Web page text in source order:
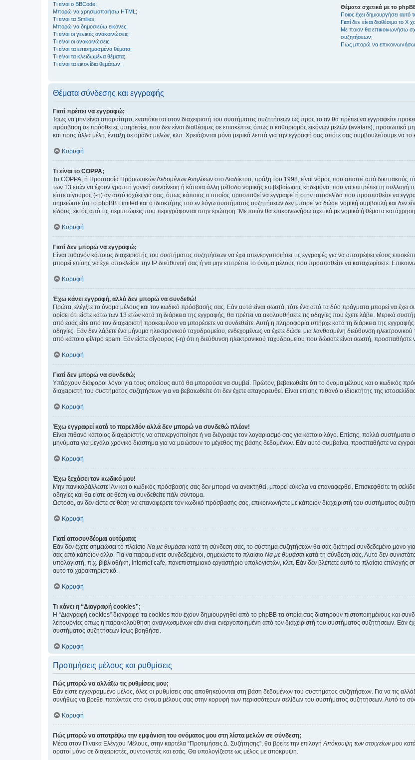
Τι είναι ο BBCode;
Μπορώ να χρησιμοποιήσω HTML;
Τι είναι τα Smilies;
Μπορώ να δημοσιεύω εικόνες;
Τι είναι οι γενικές ανακοινώσεις;
Τι είναι οι ανακοινώσεις;
Τι είναι τα επισημασμένα θέματα;
Τι είναι τα κλειδωμένα θέματα;
Τι είναι τα εικονίδια θεμάτων;
Θέματα σχετικά με το
Ποιος έχει δημιουργήσει
Γιατί δεν είναι διαθέσιμο το Χ
Με ποιον θα επικοινωνήσω
συζητήσεων;
Πώς μπορώ να επικοινωνήσω
Θέματα σύνδεσης και εγγραφής
Γιατί πρέπει να εγγραφώ;
Ίσως να μην είναι απαραίτητο, εναπόκειται στον διαχειριστή του συστήματος συζητήσεων ως προς το αν θα πρέπει να εγγραφείτε
πρόσβαση σε πρόσθετες υπηρεσίες που δεν είναι διαθέσιμες σε επισκέπτες όπως ο καθορισμός εικόνων μελών (avatars),
και προς άλλα μέλη, ένταξη σε ομάδα μελών, κλπ. Χρειάζονται μόνο μερικά λεπτά για την εγγραφή σας οπότε σας συμβουλεύουμε να το
Κορυφή
Τι είναι το COPPA;
Το COPPA, ή Προστασία Προσωπικών Δεδομένων Ανηλίκων στο Διαδίκτυο, πράξη του 1998, είναι νόμος που απαιτεί από
των 13 ετών να έχουν γραπτή γονική συναίνεση ή κάποια άλλη μέθοδο νομικής επιβεβαίωσης κηδεμόνα, που να επιτρέπει τη
είστε σίγουρος (-η) αν αυτό ισχύει για σας, όπως κάποιος ο οποίος προσπαθεί να εγγραφεί ή στην ιστοσελίδα που προσπαθείτε να
σημειώστε ότι το phpBB Limited και ο ιδιοκτήτης του εν λόγω συστήματος συζητήσεων δεν μπορεί να δώσει νομική συμβουλή και δεν
είδους, εκτός από τις περιπτώσεις που περιγράφονται στην ερώτηση “Με ποιόν θα επικοινωνήσω σχετικά με νομικά ή θέματα
Κορυφή
Γιατί δεν μπορώ να εγγραφώ;
Είναι πιθανόν κάποιος διαχειριστής του συστήματος συζητήσεων να έχει απενεργοποιήσει τις εγγραφές για να αποτρέψει νέους
μπορεί επίσης να έχει αποκλείσει την IP διεύθυνσή σας ή να μην επιτρέπει το όνομα μέλους που προσπαθείτε να καταχωρίσετε.
Κορυφή
Έχω κάνει εγγραφή, αλλά δεν μπορώ να συνδεθώ!
Πρώτα, ελέγξτε το όνομα μέλους και τον κωδικό πρόσβασής σας. Εάν αυτά είναι σωστά, τότε ένα από τα δύο πράγματα μπορεί να έχει
ορίσει ότι είστε κάτω των 13 ετών κατά τη διάρκεια της εγγραφής, θα πρέπει να ακολουθήσετε τις οδηγίες που έχετε λάβει. Μερικά
από εσάς είτε από τον διαχειριστή προκειμένου να μπορέσετε να συνδεθείτε. Αυτή η πληροφορία υπήρχε κατά τη διάρκεια της
οδηγίες. Εάν δεν λάβετε ένα μήνυμα ηλεκτρονικού ταχυδρομείου, ενδεχομένως να έχετε δώσει μια λανθασμένη διεύθυνση
από κάποιο φίλτρο spam. Εάν είστε σίγουρος (-η) ότι η διεύθυνση ηλεκτρονικού ταχυδρομείου που δώσατε είναι σωστή, προσπαθήστε να
Κορυφή
Γιατί δεν μπορώ να συνδεθώ;
Υπάρχουν διάφοροι λόγοι για τους οποίους αυτό θα μπορούσε να συμβεί. Πρώτον, βεβαιωθείτε ότι το όνομα μέλους και ο κωδικός
διαχειριστή του συστήματος συζητήσεων για να βεβαιωθείτε ότι δεν έχετε απαγορευθεί. Είναι επίσης πιθανό ο ιδιοκτήτης της
Κορυφή
Έχω εγγραφεί κατά το παρελθόν αλλά δεν μπορώ να συνδεθώ πλέον!
Είναι πιθανό κάποιος διαχειριστής να απενεργοποίησε ή να διέγραψε τον λογαριασμό σας για κάποιο λόγο. Επίσης, πολλά
μηνύματα για μεγάλο χρονικό διάστημα για να μειώσουν το μέγεθος της βάσης δεδομένων. Εάν αυτό συμβαίνει, προσπαθήστε να
Κορυφή
Έχω ξεχάσει τον κωδικό μου!
Μην πανικοβάλλεστε! Αν και ο κωδικός πρόσβασής σας δεν μπορεί να ανακτηθεί, μπορεί εύκολα να επαναφερθεί. Επισκεφθείτε τη
οδηγίες και θα είστε σε θέση να συνδεθείτε πάλι σύντομα.
Ωστόσο, αν δεν είστε σε θέση να επαναφέρετε τον κωδικό πρόσβασής σας, επικοινωνήστε με κάποιον διαχειριστή του συστήματος
Κορυφή
Γιατί αποσυνδέομαι αυτόματα;
Εάν δεν έχετε σημειώσει το πλαίσιο Να με θυμάσαι κατά τη σύνδεση σας, το σύστημα συζητήσεων θα σας διατηρεί συνδεδεμένο μόνο
σας από κάποιον άλλο. Για να παραμείνετε συνδεδεμένοι, σημειώστε το πλαίσιο Να με θυμάσαι κατά τη σύνδεση σας. Αυτό δεν
υπολογιστή, π.χ. βιβλιοθήκη, internet cafe, πανεπιστημιακό εργαστήριο υπολογιστών, κλπ. Εάν δεν βλέπετε αυτό το πλαίσιο επιλογής
αυτό το χαρακτηριστικό.
Κορυφή
Τι κάνει η “Διαγραφή cookies”;
Η “Διαγραφή cookies” διαγράφει τα cookies που έχουν δημιουργηθεί από το phpBB τα οποία σας διατηρούν πιστοποιημένους και
λειτουργίες όπως η παρακολούθηση αναγνωσμένων εάν είναι ενεργοποιημένη από τον διαχειριστή του συστήματος συζητήσεων.
συστήματος συζητήσεων ίσως βοηθήσει.
Κορυφή
Προτιμήσεις μέλους και ρυθμίσεις
Πώς μπορώ να αλλάξω τις ρυθμίσεις μου;
Εάν είστε εγγεγραμμένο μέλος, όλες οι ρυθμίσεις σας αποθηκεύονται στη βάση δεδομένων του συστήματος συζητήσεων. Για να τις
συνήθως να βρεθεί πατώντας στο όνομα μέλους σας στην κορυφή των περισσότερων σελίδων του συστήματος συζητήσεων. Αυτό το
Κορυφή
Πώς μπορώ να αποτρέψω την εμφάνιση του ονόματος μου στη λίστα μελών σε σύνδεση;
Μέσα στον Πίνακα Ελέγχου Μέλους, στην καρτέλα “Προτιμήσεις Δ. Συζήτησης”, θα βρείτε την επιλογή Απόκρυψη των στοιχείων μου
ορατοί μόνο σε διαχειριστές, συντονιστές και εσάς. Θα υπολογίζεστε ως μέλος με απόκρυψη.